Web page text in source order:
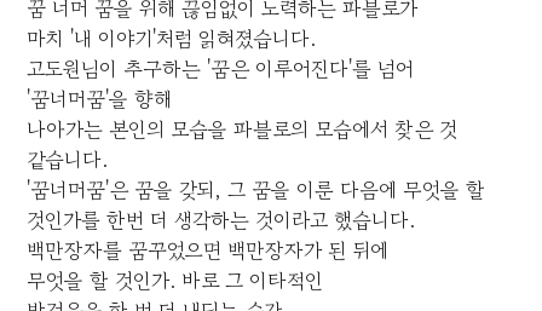
꿈 너머 꿈을 위해 끊임없이 노력하는 파블로가
마치 '내 이야기'처럼 읽혀졌습니다.
고도원님이 추구하는 '꿈은 이루어진다'를 넘어
'꿈너머꿈'을 향해
나아가는 본인의 모습을 파블로의 모습에서 찾은 것
같습니다.
'꿈너머꿈'은 꿈을 갖되, 그 꿈을 이룬 다음에 무엇을 할
것인가를 한번 더 생각하는 것이라고 했습니다.
백만장자를 꿈꾸었으면 백만장자가 된 뒤에
무엇을 할 것인가. 바로 그 이타적인